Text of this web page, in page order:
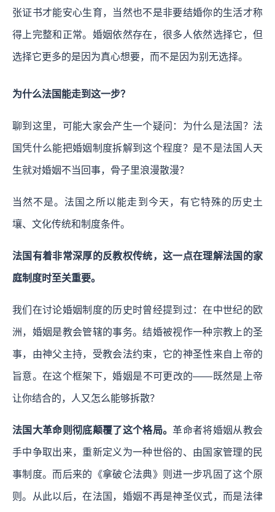
张证书才能安心生育，当然也不是非要结婚你的生活才称
得上完整和正常。婚姻依然存在，很多人依然选择它，但
选择它更多的是因为真心想要，而不是因为别无选择。
为什么法国能走到这一步？
聊到这里，可能大家会产生一个疑问：为什么是法国？法
国凭什么能把婚姻制度拆解到这个程度？是不是法国人天
生就对婚姻不当回事，骨子里浪漫散漫？
当然不是。法国之所以能走到今天，有它特殊的历史土
壤、文化传统和制度条件。
法国有着非常深厚的反教权传统，这一点在理解法国的家
庭制度时至关重要。
我们在讨论婚姻制度的历史时曾经提到过：在中世纪的欧
洲，婚姻是教会管辖的事务。结婚被视作一种宗教上的圣
事，由神父主持，受教会法约束，它的神圣性来自上帝的
旨意。在这个框架下，婚姻是不可更改的——既然是上帝
让你结合的，人又怎么能够拆散？
法国大革命则彻底颠覆了这个格局。革命者将婚姻从教会
手中争取出来，重新定义为一种世俗的、由国家管理的民
事制度。而后来的《拿破仑法典》则进一步巩固了这个原
则。从此以后，在法国，婚姻不再是神圣仪式，而是法律